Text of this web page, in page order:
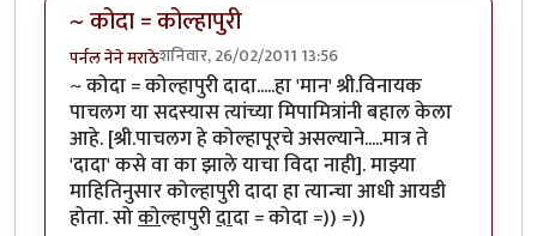
~ कोदा = कोल्हापुरी
पर्नल नेने मराठेशनिवार, 26/02/2011 13:56
~ कोदा = कोल्हापुरी दादा.....हा 'मान' श्री.विनायक
पाचलग या सदस्यास त्यांच्या मिपामित्रांनी बहाल केला
आहे. [श्री.पाचलग हे कोल्हापूरचे असल्याने.....मात्र ते
'दादा' कसे वा का झाले याचा विदा नाही]. माझ्या
माहितिनुसार कोल्हापुरी दादा हा त्यान्चा आधी आयडी
होता. सोकोल्हापुरीदादा = कोदा =)) =))